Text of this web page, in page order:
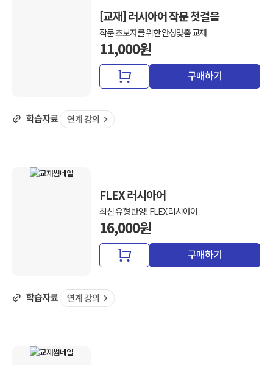
[교재] 러시아어 작문 첫걸음
작문 초보자를 위한 안성맞춤 교재
11,000원
구매하기
FLEX 러시아어
최신 유형 반영! FLEX 러시아어
16,000원
구매하기